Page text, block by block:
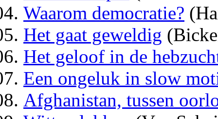
Waarom democratie?
Het gaat geweldig
Het geloof in de
Een ongeluk in slow
Afghanistan, tussen